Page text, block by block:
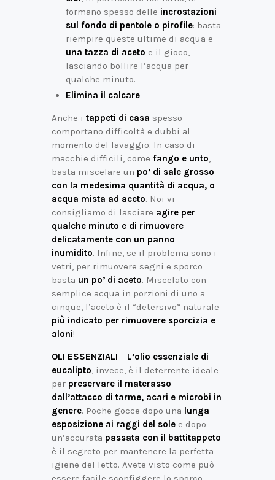
formano spesso delle incrostazioni
sul fondo di pentole o pirofile: basta
riempire queste ultime di acqua e
una tazza di aceto e il gioco,
lasciando bollire l’acqua per
qualche minuto.
Elimina il calcare
Anche i tappeti di casa spesso
comportano difficoltà e dubbi al
momento del lavaggio. In caso di
macchie difficili, come fango e unto,
basta miscelare un po’ di sale grosso
con la medesima quantità di acqua, o
acqua mista ad aceto. Noi vi
consigliamo di lasciare agire per
qualche minuto e di rimuovere
delicatamente con un panno
inumidito. Infine, se il problema sono i
vetri, per rimuovere segni e sporco
basta un po’ di aceto. Miscelato con
semplice acqua in porzioni di uno a
cinque, l’aceto è il “detersivo” naturale
più indicato per rimuovere sporcizia e
aloni!
OLI ESSENZIALI – L’olio essenziale di
eucalipto, invece, è il deterrente ideale
per preservare il materasso
dall’attacco di tarme, acari e microbi in
genere. Poche gocce dopo una lunga
esposizione ai raggi del sole e dopo
un’accurata passata con il battitappeto
è il segreto per mantenere la perfetta
igiene del letto. Avete visto come può